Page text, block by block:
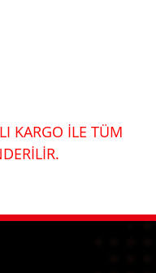
KARGO İLE TÜM